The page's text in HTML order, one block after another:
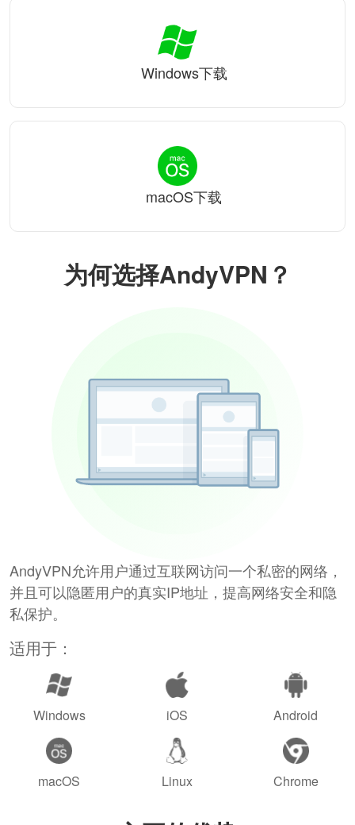
为何选择AndyVPN？
AndyVPN允许用户通过互联网访问一个私密的网络，
并且可以隐匿用户的真实IP地址，提高网络安全和隐
私保护。
适用于：
Windows iOS Android
macOS Linux Chrome
Windows下载
macOS下载